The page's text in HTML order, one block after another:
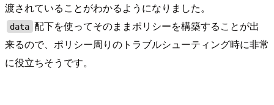
渡されていることがわかるようになりました。
data 配下を使ってそのままポリシーを構築することが出
来るので、ポリシー周りのトラブルシューティング時に非常
に役立ちそうです。